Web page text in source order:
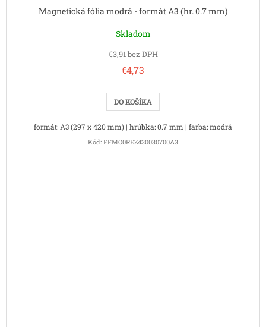
Magnetická fólia modrá - formát A3 (hr. 0.7 mm)
Skladom
€3,91 bez DPH
€4,73
DO KOŠÍKA
formát: A3 (297 x 420 mm) | hrúbka: 0.7 mm | farba: modrá
Kód: FFMO0REZ430030700A3